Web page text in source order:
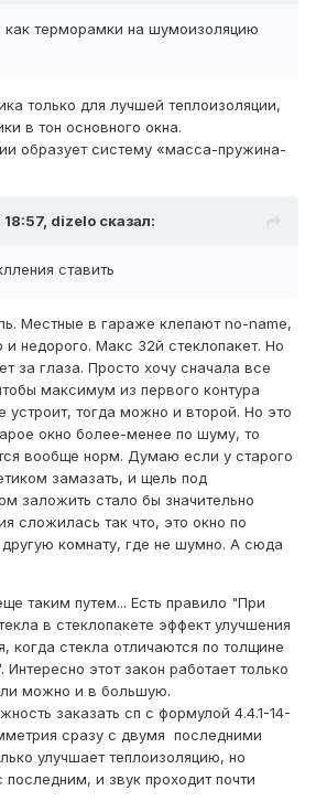
как терморамки на шумоизоляцию
только для лучшей теплоизоляции,
в тон основного окна.
образует систему «масса-пружина-
dizelo сказал:
ставить
Местные в гараже клепают no-name,
и недорого. Макс 32й стеклопакет. Но
за глаза. Просто хочу сначала все
максимум из первого контура
устроит, тогда можно и второй. Но это
окно более-менее по шуму, то
вообще норм. Думаю если у старого
замазать, и щель под
заложить стало бы значительно
сложилась так что, это окно по
комнату, где не шумно. А сюда
таким путем... Есть правило "При
в стеклопакете эффект улучшения
когда стекла отличаются по толщине
этот закон работает только
можно и в большую.
заказать сп с формулой 4.4.1-14-
сразу с двумя последними
улучшает теплоизоляцию, но
последним, и звук проходит почти